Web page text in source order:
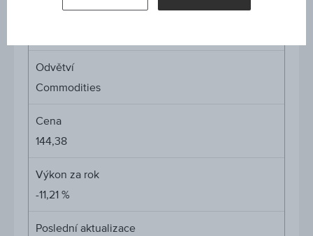
Max. vst. poplatek
Odvětví
Commodities
Cena
144,38
Výkon za rok
-11,21 %
Poslední aktualizace